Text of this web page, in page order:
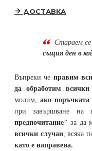
ДОСТАВКА
Стараем се
същия ден в
Въпреки че правим
да обработим
молим, ако
при завършване на
предпочитание" за да
всички случаи, всяка
като е направена.